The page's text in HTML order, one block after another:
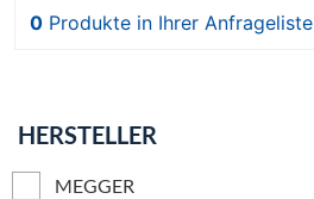
0 Produkte in Ihrer Anfrageliste
HERSTELLER
MEGGER